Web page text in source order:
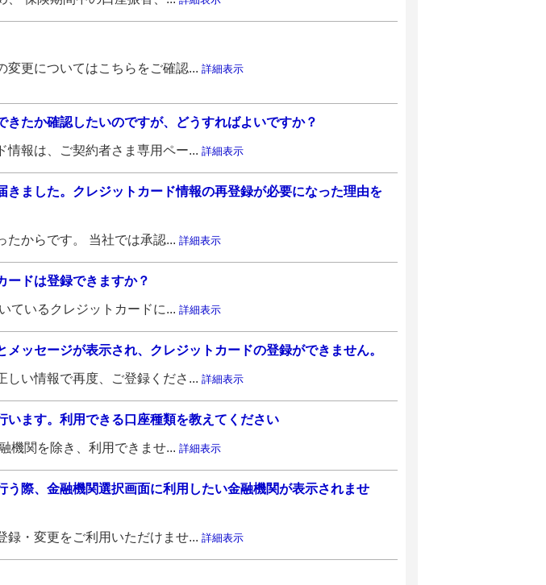
更についてはこちらをご確認... 詳細表示
きたか確認したいのですが、どうすればよいですか？
情報は、ご契約者さま専用ペー... 詳細表示
きました。クレジットカード情報の再登録が必要になった理由を
たからです。 当社では承認... 詳細表示
ードは登録できますか？
ているクレジットカードに... 詳細表示
ッセージが表示され、クレジットカードの登録ができません。
しい情報で再度、ご登録くださ... 詳細表示
います。利用できる口座種類を教えてください
機関を除き、利用できませ... 詳細表示
う際、金融機関選択画面に利用したい金融機関が表示されませ
録・変更をご利用いただけませ... 詳細表示